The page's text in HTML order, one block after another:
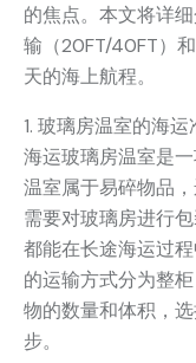
的焦点。本文将详
输（20FT/40FT）
天的海上航程。
1. 玻璃房温室的海运
海运玻璃房温室是
温室属于易碎物品
需要对玻璃房进行
都能在长途海运过
的运输方式分为整
物的数量和体积，
步。